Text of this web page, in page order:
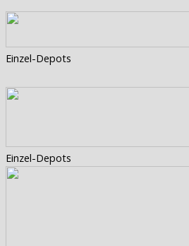
Einzel-Depots
Einzel-Depots